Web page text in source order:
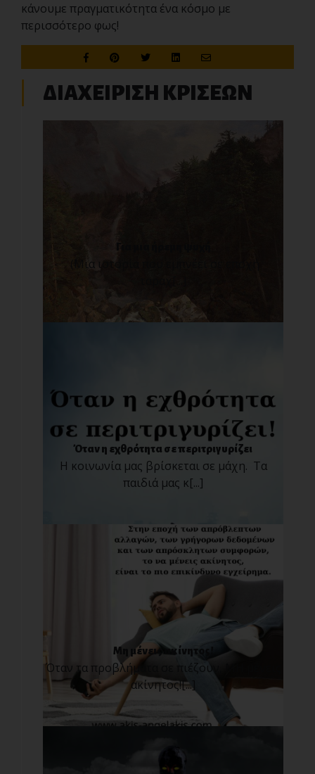
κάνουμε πραγματικότητα ένα κόσμο με
περισσότερο φως!
ΔΙΑΧΕΙΡΙΣΗ ΚΡΙΣΕΩΝ
(Μια ιστορία που εμπνέει σε εποχή
Όταν η εχθρότητα σε περιτριγυρίζει
H κοινωνία μας βρίσκεται σε μάχη. Τα
παιδιά μας κ[...]
Μη μένεις ακίνητος!
Όταν τα προβλήματα σε πιέζουν, ΜΗ μένεις
ακίνητος![...]